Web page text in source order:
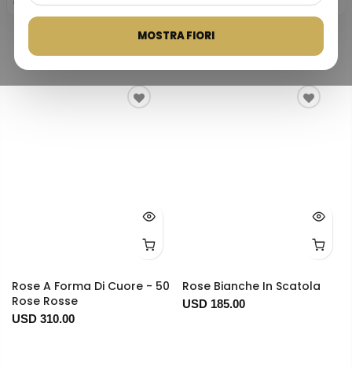
MOSTRA FIORI
Servizio affidabile di consegna
fiori dal 1999. TrustpilotGoogle I pagamenti sono protetti con
tecnologia 3D Secure.
Rose A Forma Di Cuore - 50
Rose Rosse
USD 310.00
Rose Bianche In Scatola
USD 185.00